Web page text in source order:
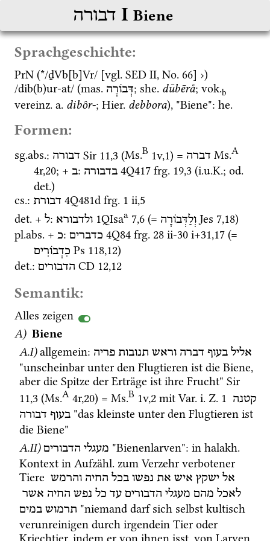
דבורה ‎ I Biene
Sprachgeschichte:
PrN (*/ḏVb[b]Vr/ [vgl. SED II, No. 66] ›)
/dib(b)ur-at/ (mas. דְּבֹורָה; she. dūbērå; vok.b
vereinz. a. dibôr-; Hier. debbora), "Biene": he.
Formen:
sg.abs.: דבורה Sir 11,3 (Ms.B 1v,1) = דברה Ms.A
4r,20; + ב: בדבורה 4Q417 frg. 19,3 (i.u.K.; od.
det.)
cs.: דבורת 4Q481d frg. 1 ii,5
det. + ל: ולדבורא 1QIsaa 7,6 (= וְלַדְּבוֹרָה Jes 7,18)
pl.abs. + כ: כדברים 4Q84 frg. 28 ii-30 i+31,17
כִדְבוֹרִים Ps 118,12)
det.: הדבורים CD 12,12
Semantik:
Alles zeigen
A) Biene
A.I)allgemein: אליל בעוף דברה וראש תנובות פריה
"unscheinbar unter den Flugtieren ist die Biene,
aber die Spitze der Erträge ist ihre Frucht" Sir
11,3 (Ms.A 4r,20) = Ms.B 1v,2 mit Var. i. Z. 1
קטנה
בעוף דבורה
"das kleinste unter den Flugtieren ist
die Biene"
A.II)
מעגלי הדבורים "Bienenlarven": in halakh.
Kontext in Aufzähl. zum Verzehr verbotener
Tiere
אל ישקץ איש את נפשו בכל החיה והרמש
לאכל מהם מעגלי הדבורים עד כל נפש החיה אשר
תרמוש במים
"niemand darf sich selbst kultisch
verunreinigen durch irgendein Tier oder
Kriechtier, indem er von ihnen isst, von Larven